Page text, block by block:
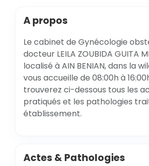
A propos
Le cabinet de Gynécologie
docteur LEILA ZOUBIDA GUITA
localisé à AIN BENIAN, dans la
vous accueille de 08:00h à
trouverez ci-dessous tous les
pratiqués et les pathologies
établissement.
Actes & Pathologies